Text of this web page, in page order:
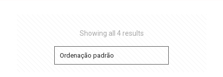
Showing all 4 results